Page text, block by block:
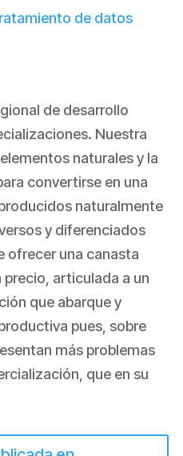
de datos
de desarrollo
Nuestra
naturales y la
convertirse en una
naturalmente
y diferenciados
ofrecer una canasta
articulada a un
que abarque y
pues, sobre
más problemas
que en su